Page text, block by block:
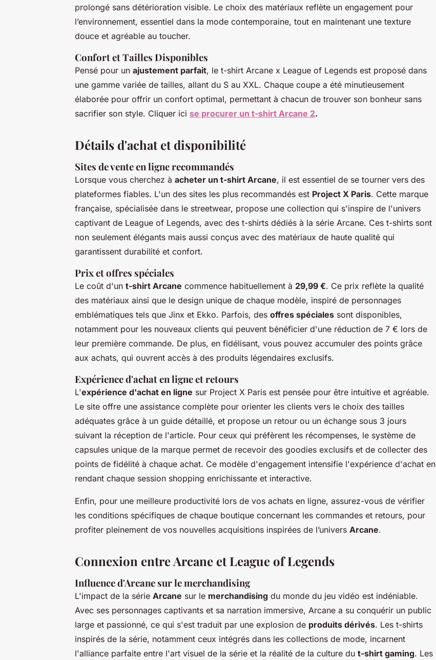
prolongé sans détérioration visible. Le choix des matériaux reflète un engagement pour
l’environnement, essentiel dans la mode contemporaine, tout en maintenant une texture
douce et agréable au toucher.
Confort et Tailles Disponibles
Pensé pour un ajustement parfait, le t-shirt Arcane x League of Legends est proposé dans
une gamme variée de tailles, allant du S au XXL. Chaque coupe a été minutieusement
élaborée pour offrir un confort optimal, permettant à chacun de trouver son bonheur sans
sacrifier son style. Cliquer ici se procurer un t-shirt Arcane 2.
Détails d'achat et disponibilité
Sites de vente en ligne recommandés
Lorsque vous cherchez à acheter un t-shirt Arcane, il est essentiel de se tourner vers des
plateformes fiables. L'un des sites les plus recommandés est Project X Paris. Cette marque
française, spécialisée dans le streetwear, propose une collection qui s'inspire de l'univers
captivant de League of Legends, avec des t-shirts dédiés à la série Arcane. Ces t-shirts sont
non seulement élégants mais aussi conçus avec des matériaux de haute qualité qui
garantissent durabilité et confort.
Prix et offres spéciales
Le coût d'un t-shirt Arcane commence habituellement à 29,99 €. Ce prix reflète la qualité
des matériaux ainsi que le design unique de chaque modèle, inspiré de personnages
emblématiques tels que Jinx et Ekko. Parfois, des offres spéciales sont disponibles,
notamment pour les nouveaux clients qui peuvent bénéficier d'une réduction de 7 € lors de
leur première commande. De plus, en fidélisant, vous pouvez accumuler des points grâce
aux achats, qui ouvrent accès à des produits légendaires exclusifs.
Expérience d'achat en ligne et retours
L'expérience d'achat en ligne sur Project X Paris est pensée pour être intuitive et agréable.
Le site offre une assistance complète pour orienter les clients vers le choix des tailles
adéquates grâce à un guide détaillé, et propose un retour ou un échange sous 3 jours
suivant la réception de l'article. Pour ceux qui préfèrent les récompenses, le système de
capsules unique de la marque permet de recevoir des goodies exclusifs et de collecter des
points de fidélité à chaque achat. Ce modèle d'engagement intensifie l'expérience d'achat en
rendant chaque session shopping enrichissante et interactive.
Enfin, pour une meilleure productivité lors de vos achats en ligne, assurez-vous de vérifier
les conditions spécifiques de chaque boutique concernant les commandes et retours, pour
profiter pleinement de vos nouvelles acquisitions inspirées de l’univers Arcane.
Connexion entre Arcane et League of Legends
Influence d'Arcane sur le merchandising
L'impact de la série Arcane sur le merchandising du monde du jeu vidéo est indéniable.
Avec ses personnages captivants et sa narration immersive, Arcane a su conquérir un public
large et passionné, ce qui s'est traduit par une explosion de produits dérivés. Les t-shirts
inspirés de la série, notamment ceux intégrés dans les collections de mode, incarnent
l'alliance parfaite entre l'art visuel de la série et la réalité de la culture du t-shirt gaming. Les